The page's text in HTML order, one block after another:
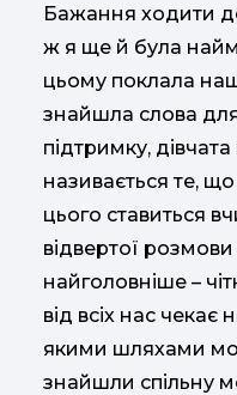
Бажання ходити
ж я ще й була
цьому поклала
знайшла слова
підтримку,
називається те,
цього ставиться
відвертої
найголовніше –
від всіх нас
якими шляхами
знайшли спільну